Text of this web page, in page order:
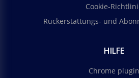
Cookie-
Rückerstattungs- und
HILFE
Chrome plugin